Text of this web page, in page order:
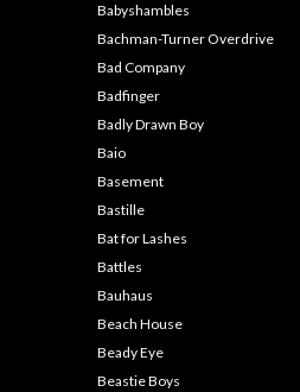
Babyshambles
Bachman-Turner Overdrive
Bad Company
Badfinger
Badly Drawn Boy
Baio
Basement
Bastille
Bat for Lashes
Battles
Bauhaus
Beach House
Beady Eye
Beastie Boys